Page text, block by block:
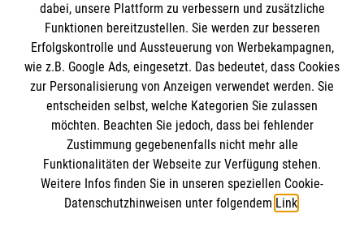
Datenschutz
Kontakt
Die Malteser
Malteser in Deutschland
Malteserorden
Sharepoint
Spendenkonto
Empfänger: Malteser Hilfsdienst e.V.
Bank: Pax-Bank für Kirche und Caritas eG
IBAN: DE60370601201201206290
So finden Sie uns
dabei, unsere Plattform zu verbessern und zusätzliche
Funktionen bereitzustellen. Sie werden zur besseren
Erfolgskontrolle und Aussteuerung von Werbekampagnen,
wie z.B. Google Ads, eingesetzt. Das bedeutet, dass Cookies
zur Personalisierung von Anzeigen verwendet werden. Sie
entscheiden selbst, welche Kategorien Sie zulassen
möchten. Beachten Sie jedoch, dass bei fehlender
Zustimmung gegebenenfalls nicht mehr alle
Funktionalitäten der Webseite zur Verfügung stehen.
Weitere Infos finden Sie in unseren speziellen Cookie-
Datenschutzhinweisen unter folgendem Link.